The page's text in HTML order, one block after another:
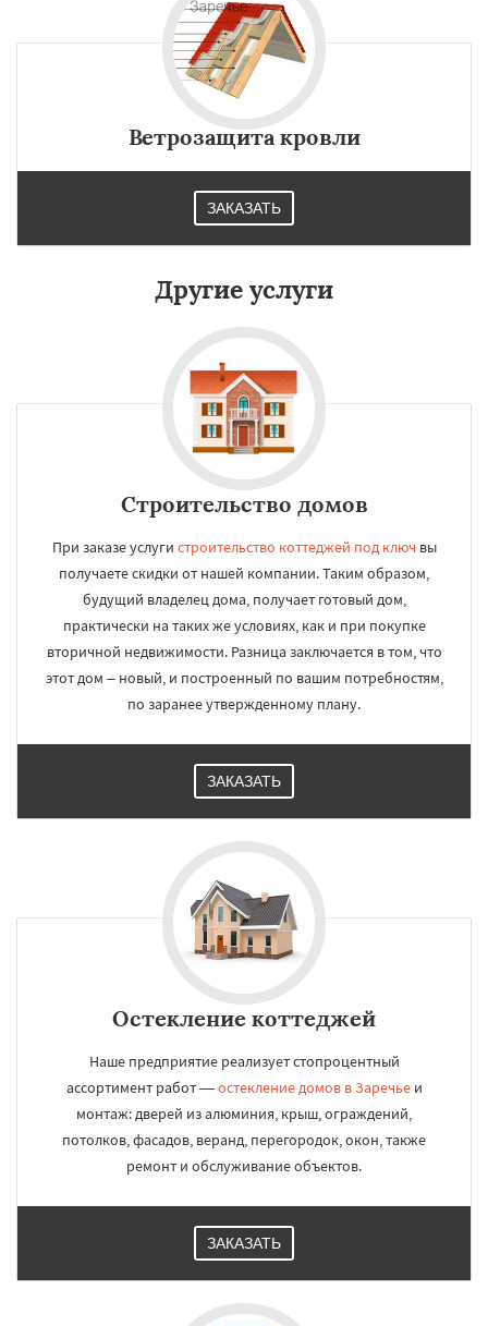
Ветрозащита кровли
ЗАКАЗАТЬ
Другие услуги
Строительство домов
При заказе услуги строительство коттеджей под ключ вы
получаете скидки от нашей компании. Таким образом,
будущий владелец дома, получает готовый дом,
практически на таких же условиях, как и при покупке
вторичной недвижимости. Разница заключается в том, что
этот дом – новый, и построенный по вашим потребностям,
по заранее утвержденному плану.
ЗАКАЗАТЬ
Остекление коттеджей
Наше предприятие реализует стопроцентный
ассортимент работ —остекление домов в Заречьеи
монтаж: дверей из алюминия, крыш, ограждений,
потолков, фасадов, веранд, перегородок, окон, также
ремонт и обслуживание объектов.
ЗАКАЗАТЬ